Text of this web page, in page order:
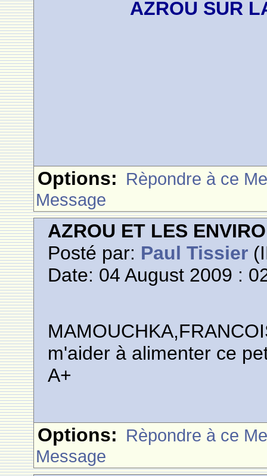
AZROU SUR
Options: Rèpondre à ce
Message
AZROU ET LES
Posté par: Paul Tissier
Date: 04 August 2009 :
m'aider à alimenter ce
A+
Options: Rèpondre à ce
Message